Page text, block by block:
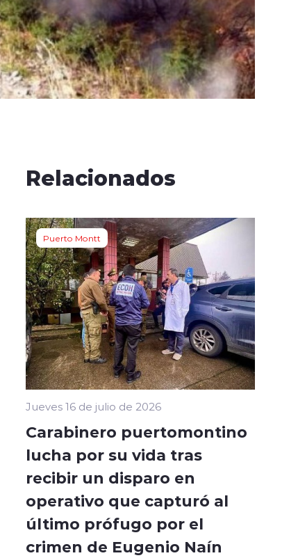
Relacionados
Puerto Montt
Jueves 16 de julio de 2026
Carabinero puertomontino
lucha por su vida tras
recibir un disparo en
operativo que capturó al
último prófugo por el
crimen de Eugenio Naín